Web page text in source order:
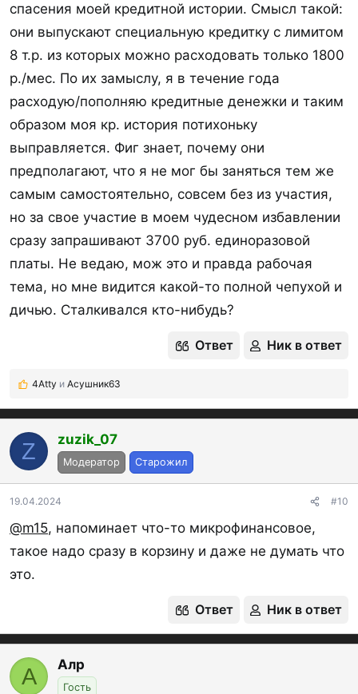
спасения моей кредитной истории. Смысл такой:
они выпускают специальную кредитку с лимитом
8 т.р. из которых можно расходовать только 1800
р./мес. По их замыслу, я в течение года
расходую/пополняю кредитные денежки и таким
образом моя кр. история потихоньку
выправляется. Фиг знает, почему они
предполагают, что я не мог бы заняться тем же
самым самостоятельно, совсем без из участия,
но за свое участие в моем чудесном избавлении
сразу запрашивают 3700 руб. единоразовой
платы. Не ведаю, мож это и правда рабочая
тема, но мне видится какой-то полной чепухой и
дичью. Сталкивался кто-нибудь?
Ответ Ник в ответ
Р
е
а
к
и
и
:
4Atty и Асушник63
Z zuzik_07
Модератор Старожил
19.04.2024 #10
@m15, напоминает что-то микрофинансовое,
такое надо сразу в корзину и даже не думать что
это.
Ответ Ник в ответ
А Алр
Гость